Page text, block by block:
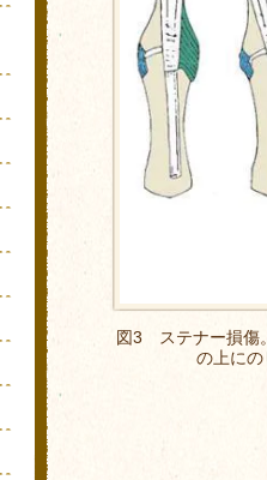
図3 ステナー損傷
の上に